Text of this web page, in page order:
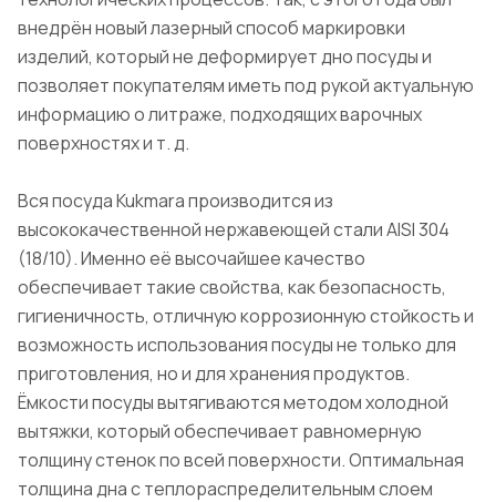
внедрён новый лазерный способ маркировки
изделий, который не деформирует дно посуды и
позволяет покупателям иметь под рукой актуальную
информацию о литраже, подходящих варочных
поверхностях и т. д.
Вся посуда Kukmara производится из
высококачественной нержавеющей стали AISI 304
(18/10). Именно её высочайшее качество
обеспечивает такие свойства, как безопасность,
гигиеничность, отличную коррозионную стойкость и
возможность использования посуды не только для
приготовления, но и для хранения продуктов.
Ёмкости посуды вытягиваются методом холодной
вытяжки, который обеспечивает равномерную
толщину стенок по всей поверхности. Оптимальная
толщина дна с теплораспределительным слоем